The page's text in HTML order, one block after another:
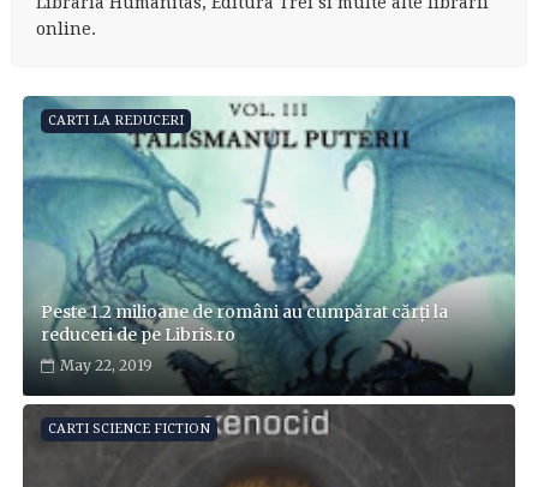
online.
CARTI LA REDUCERI
Peste 1.2 milioane de români au cumpărat cărți la
reduceri de pe Libris.ro
May 22, 2019
CARTI SCIENCE FICTION